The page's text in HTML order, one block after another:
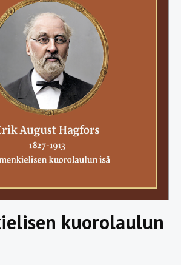
kuorolaulun